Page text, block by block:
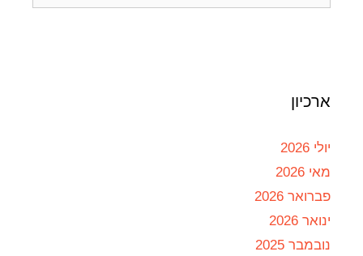
ארכיון
יולי 2026
מאי 2026
פברואר 2026
ינואר 2026
נובמבר 2025